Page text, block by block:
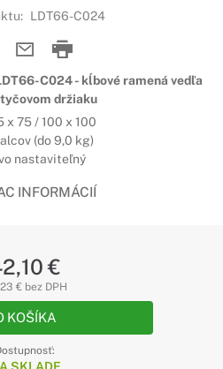
LDT66-C024
C024 - kĺbové ramená vedľa
držiaku
x 75 / 100 x 100
(do 9,0 kg)
nastaviteľný
INFORMÁCIÍ
€
€ bez DPH
KOŠÍKA